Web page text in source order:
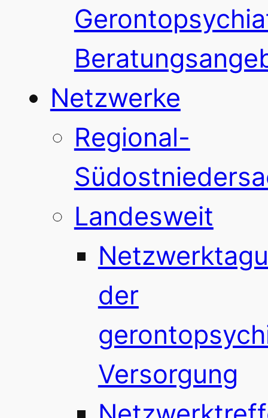
Netzwerke
Regional-
Landesweit
der
Versorgung